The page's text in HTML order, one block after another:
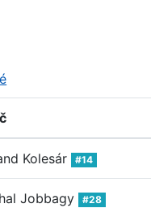
Kolesár #14
Jobbagy #28